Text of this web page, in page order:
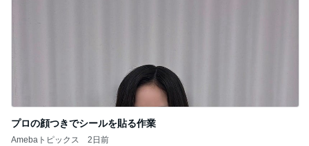
プロの顔つきでシールを貼る作業
Amebaトピックス 2日前